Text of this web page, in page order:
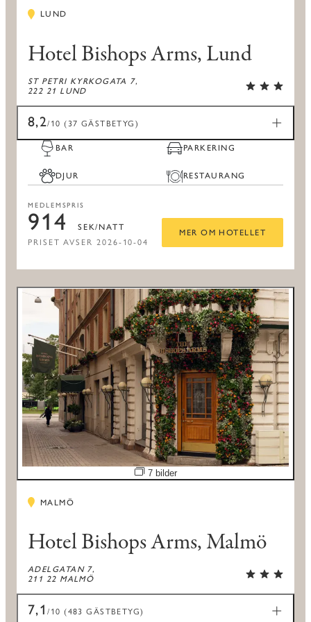
LUND
Hotel Bishops Arms, Lund
ST PETRI KYRKOGATA 7,
222 21 LUND
8,2/10 (37 GÄSTBETYG)
BAR PARKERING
DJUR RESTAURANG
MEDLEMSPRIS
914 SEK/NATT
PRISET AVSER 2026-10-04
MER OM HOTELLET
Öppna bildspel
7 bilder
MALMÖ
Hotel Bishops Arms, Malmö
ADELGATAN 7,
211 22 MALMÖ
7,1/10 (483 GÄSTBETYG)